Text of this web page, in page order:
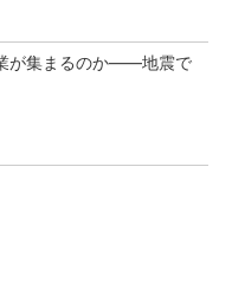
が集まるのか――地震で